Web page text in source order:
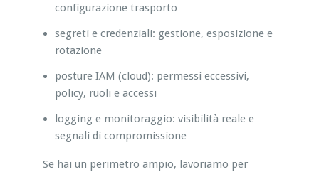
configurazione trasporto
segreti e credenziali: gestione, esposizione e
rotazione
posture IAM (cloud): permessi eccessivi,
policy, ruoli e accessi
logging e monitoraggio: visibilità reale e
segnali di compromissione
Se hai un perimetro ampio, lavoriamo per